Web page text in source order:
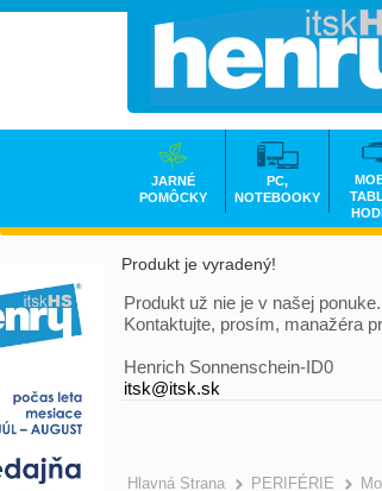
Produkt je vyradený!
Produkt už nie je v našej ponuke.
Kontaktujte, prosím, manažéra
Henrich Sonnenschein-ID0
itsk@itsk.sk
Hlavná Strana PERIFÉRIE
JARNÉ
POMÔCKY
PC,
NOTEBOOKY